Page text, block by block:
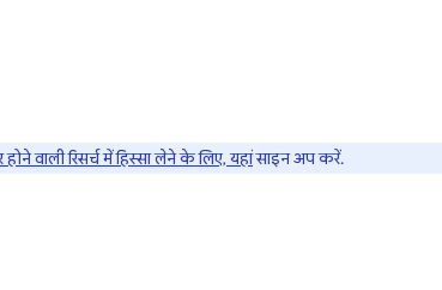
वाली रिसर्च में हिस्सा लेने के लिए, यहांसाइन अप करें.